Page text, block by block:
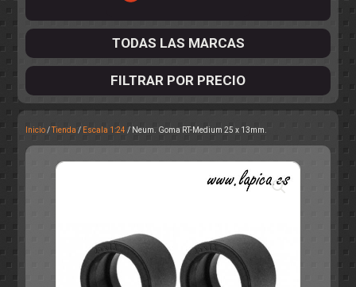
ELECTRÓNICA
OTROS
RALLY
TODAS LAS MARCAS
FILTRAR POR PRECIO
Inicio/Tienda / Escala 1:24 / Neum. Goma RT-Medium 25 x 13mm.